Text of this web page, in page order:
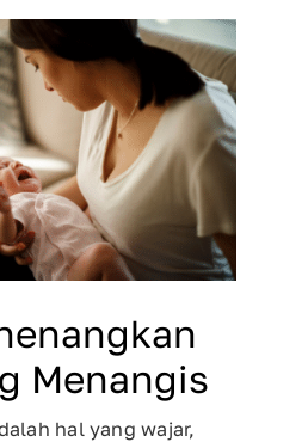
Menangis
hal yang wajar,